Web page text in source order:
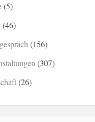
(5)
(46)
(156)
(307)
(26)